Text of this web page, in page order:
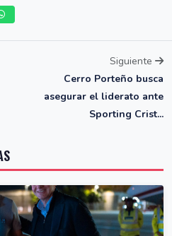
Siguiente
Cerro Porteño busca
asegurar el liderato ante
Sporting Crist...